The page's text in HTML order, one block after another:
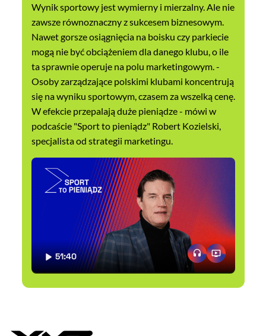
Wynik sportowy jest wymierny i mierzalny. Ale nie
zawsze równoznaczny z sukcesem biznesowym.
Nawet gorsze osiągnięcia na boisku czy parkiecie
mogą nie być obciążeniem dla danego klubu, o ile
ta sprawnie operuje na polu marketingowym. -
Osoby zarządzające polskimi klubami koncentrują
się na wyniku sportowym, czasem za wszelką cenę.
W efekcie przepalają duże pieniądze - mówi w
podcaście "Sport to pieniądz" Robert Kozielski,
specjalista od strategii marketingu.
CZAS TRWANIA
51:40